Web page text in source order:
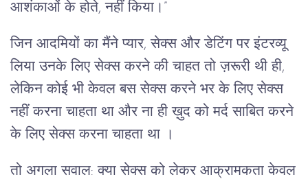
आशंकाओं के होते, नहीं किया।”
जिन आदमियों का मैंने प्यार, सेक्स और डेटिंग पर इंटरव्यू
लिया उनके लिए सेक्स करने की चाहत तो ज़रूरी थी ही,
लेकिन कोई भी केवल बस सेक्स करने भर के लिए सेक्स
नहीं करना चाहता था और ना ही ख़ुद को मर्द साबित करने
के लिए सेक्स करना चाहता था ।
तो अगला सवाल: क्या सेक्स को लेकर आक्रामकता केवल